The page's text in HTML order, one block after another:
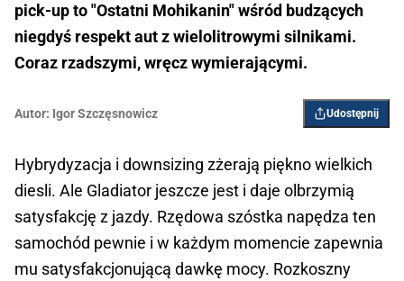
pick-up to "Ostatni Mohikanin" wśród budzących
niegdyś respekt aut z wielolitrowymi silnikami.
Coraz rzadszymi, wręcz wymierającymi.
Autor: Igor Szczęsnowicz Udostępnij
Hybrydyzacja i downsizing zżerają piękno wielkich
diesli. Ale Gladiator jeszcze jest i daje olbrzymią
satysfakcję z jazdy. Rzędowa szóstka napędza ten
samochód pewnie i w każdym momencie zapewnia
mu satysfakcjonującą dawkę mocy. Rozkoszny